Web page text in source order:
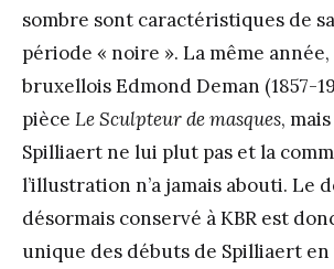
sombre sont caractéristiques de
période « noire ». La même
bruxellois Edmond Deman (1857-
pièce Le Sculpteur de masques,
Spilliaert ne lui plut pas et la
l’illustration n’a jamais abouti. Le
désormais conservé à KBR est
unique des débuts de Spilliaert